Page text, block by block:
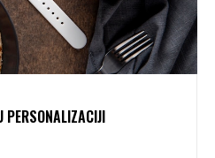
PERSONALIZACIJI